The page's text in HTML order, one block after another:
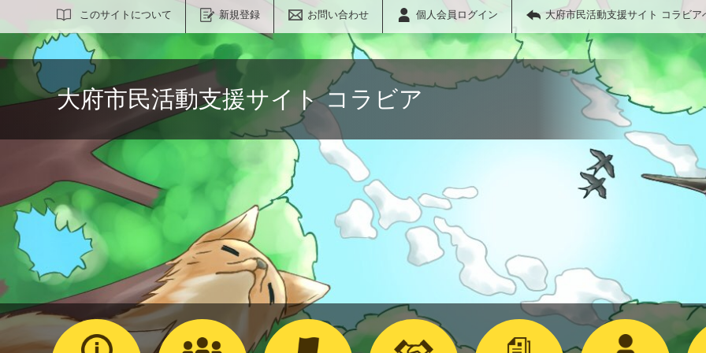
このサイトについて 新規登録 お問い合わせ 個人会員ログイン 大府市民活動支援サイト コラビア
サイト内検索
大府市民活動支援サイト コラビア